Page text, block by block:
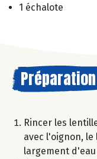
1 échalote
Préparation
Rincer les
avec l'oignon,
largement d'eau